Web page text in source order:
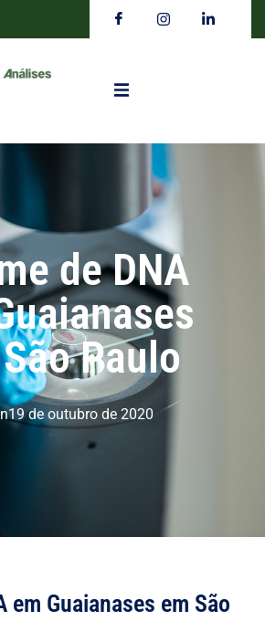
de DNA
Paulo
19 de outubro de 2020
em Guaianases em São